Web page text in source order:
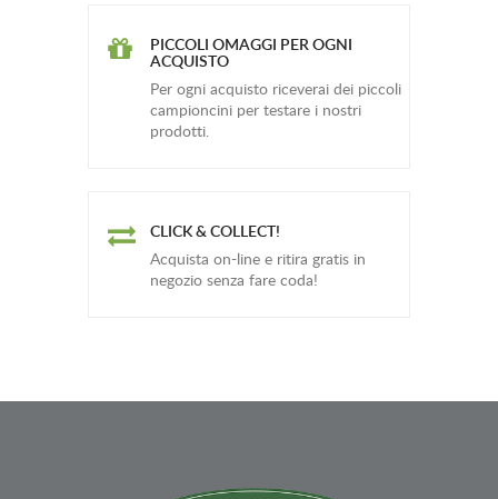
PICCOLI OMAGGI PER OGNI
ACQUISTO
Per ogni acquisto riceverai dei piccoli
campioncini per testare i nostri
prodotti.
CLICK & COLLECT!
Acquista on-line e ritira gratis in
negozio senza fare coda!